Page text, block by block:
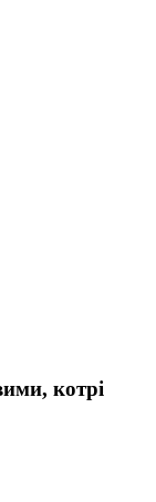
котрі